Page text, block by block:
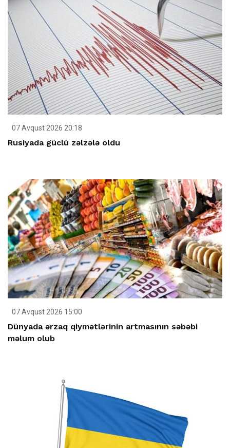
07 Avqust 2026 20:18
Rusiyada güclü zəlzələ oldu
07 Avqust 2026 15:00
Dünyada ərzaq qiymətlərinin artmasının səbəbi
məlum olub